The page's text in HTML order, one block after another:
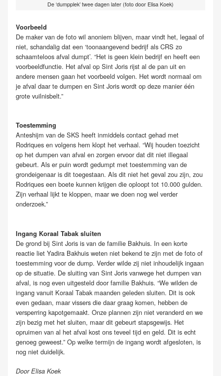
De ‘dumpplek’ twee dagen later (foto door Elisa Koek)
Voorbeeld
De maker van de foto wil anoniem blijven, maar vindt het, legaal of
niet, schandalig dat een ‘toonaangevend bedrijf als CRS zo
schaamteloos afval dumpt’. “Het is geen klein bedrijf en heeft een
voorbeeldfunctie. Het afval op Sint Joris rijst al de pan uit en
andere mensen gaan het voorbeeld volgen. Het wordt normaal om
je afval daar te dumpen en Sint Joris wordt op deze manier één
grote vuilnisbelt.”
Toestemming
Anteshijm van de SKS heeft inmiddels contact gehad met
Rodriques en volgens hem klopt het verhaal. “Wij houden toezicht
op het dumpen van afval en zorgen ervoor dat dit niet illegaal
gebeurt. Als er puin wordt gedumpt met toestemming van de
grondeigenaar is dit toegestaan. Als dit niet het geval zou zijn, zou
Rodriques een boete kunnen krijgen die oploopt tot 10.000 gulden.
Zijn verhaal lijkt te kloppen, maar we doen nog wel verder
onderzoek.”
Ingang Koraal Tabak sluiten
De grond bij Sint Joris is van de familie Bakhuis. In een korte
reactie liet Yadira Bakhuis weten niet bekend te zijn met de foto of
toestemming voor de dump. Verder wilde zij niet inhoudelijk ingaan
op de situatie. De sluiting van Sint Joris vanwege het dumpen van
afval, is nog even uitgesteld door familie Bakhuis. “We wilden de
ingang vanuit Koraal Tabak maanden geleden sluiten. Dit is ook
even gedaan, maar vissers die daar graag komen, hebben de
versperring kapotgemaakt. Onze plannen zijn niet veranderd en we
zijn bezig met het sluiten, maar dit gebeurt stapsgewijs. Het
opruimen van al het afval kost ons teveel tijd en geld. Dit is echt
genoeg geweest.” Op welke termijn de ingang wordt afgesloten, is
nog niet duidelijk.
Door Elisa Koek